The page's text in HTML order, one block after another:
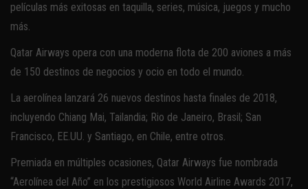
películas más exitosas en taquilla, series, música, juegos y mucho
más.
Qatar Airways opera con una moderna flota de 200 aviones a más
de 150 destinos de negocios y ocio en todo el mundo.
La aerolínea lanzará 26 nuevos destinos hasta finales de 2018,
incluyendo Chiang Mai, Tailandia; Rio de Janeiro, Brasil; San
Francisco, EE.UU. y Santiago, en Chile, entre otros.
Premiada en múltiples ocasiones, Qatar Airways fue nombrada
“Aerolínea del Año” en los prestigiosos World Airline Awards 2017,